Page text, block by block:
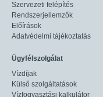
Szervezeti felépítés
Rendszerjellemzők
Előírások
Adatvédelmi tájékoztatás
Ügyfélszolgálat
Vízdíjak
Külső szolgáltatások
Vízfogyasztási kalkulátor